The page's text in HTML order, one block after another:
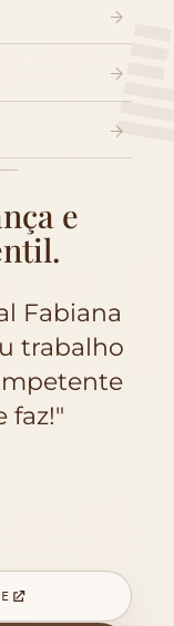
e
e
la.Posso
abriu